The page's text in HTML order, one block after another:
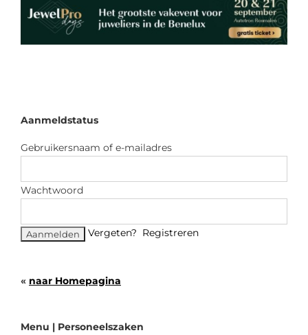
Aanmeldstatus
Gebruikersnaam of e-mailadres
Wachtwoord
Vergeten? Registreren
« naar Homepagina
Menu | Personeelszaken